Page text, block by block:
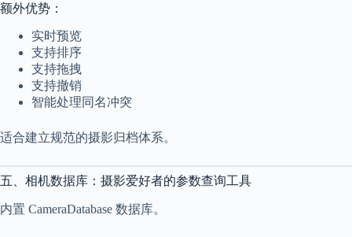
额外优势：
实时预览
支持排序
支持拖拽
支持撤销
智能处理同名冲突
适合建立规范的摄影归档体系。
五、相机数据库：摄影爱好者的参数查询工具
内置 CameraDatabase 数据库。